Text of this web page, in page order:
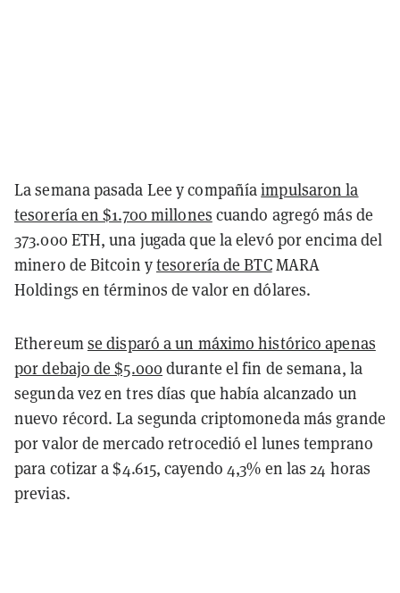
La semana pasada Lee y compañíaimpulsaron la
tesorería en $1.700 millones cuando agregó más de
373.000 ETH, una jugada que la elevó por encima del
minero de Bitcoin ytesorería de BTCMARA
Holdings en términos de valor en dólares.
Ethereumse disparó a un máximo histórico apenas
por debajo de $5.000durante el fin de semana, la
segunda vez en tres días que había alcanzado un
nuevo récord. La segunda criptomoneda más grande
por valor de mercado retrocedió el lunes temprano
para cotizar a $4.615, cayendo 4,3% en las 24 horas
previas.